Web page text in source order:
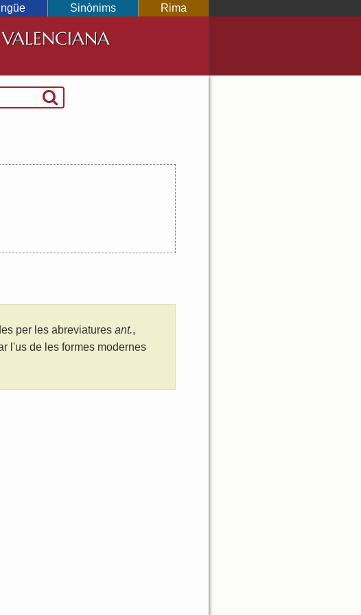
Sinònims Rima
per les abreviatures ant.,
l'us de les formes modernes